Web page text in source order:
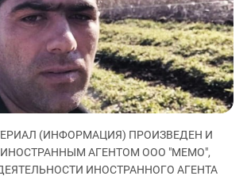
ЗАСТАВЛЯЕТ
КАВКАЗ ЗА ПАЛЕСТИНУ
ИНАКОМЫСЛИЕ В ЧЕЧНЕ
ПРЕСЛЕДОВАНИЕ АКТИВИСТОВ
МОБИЛИЗАЦИЯ И ПРОТЕСТЫ
(ИНФОРМАЦИЯ) ПРОИЗВЕДЕН И
АГЕНТОМ ООО "МЕМО",
ИНОСТРАННОГО АГЕНТА